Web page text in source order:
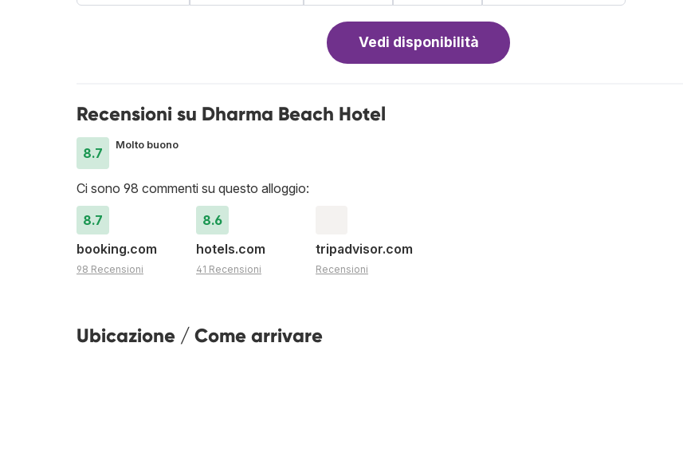
Vedi disponibilità
Recensioni su Dharma Beach Hotel
8.7
Molto buono
Ci sono 98 commenti su questo alloggio:
8.7
booking.com
98 Recensioni
8.6
hotels.com
41 Recensioni
tripadvisor.com
Recensioni
Ubicazione / Come arrivare